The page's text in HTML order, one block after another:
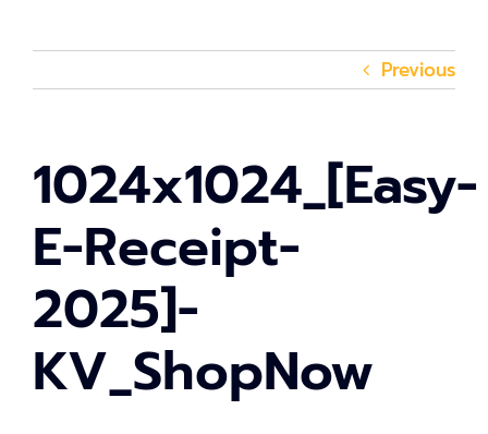
Previous
1024x1024_[Easy-
E-Receipt-
2025]-
KV_ShopNow